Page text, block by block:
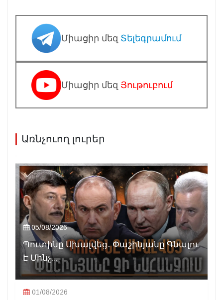
Միացիր մեզ Տելեգրամում
Միացիր մեզ Յութուբում
Առնչուող լուրեր
05/08/2026
Պուտինը Սխալվեց․ Փաշինյանը Գնալու
Է Մինչ...
01/08/2026